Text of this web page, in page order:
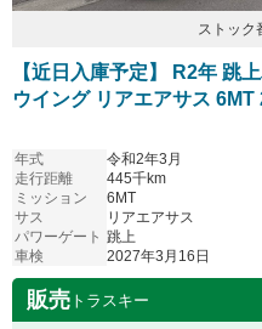
ストック
【近日入庫予定】 R2年 跳
ウイング リアエアサス
年式
令和2年3月
走行距離
445千km
ミッション
6MT
サス
リアエアサス
パワーゲート 跳上
車検
2027年3月16日
販売 トラスキー